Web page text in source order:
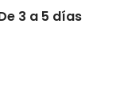
3 a 5 días